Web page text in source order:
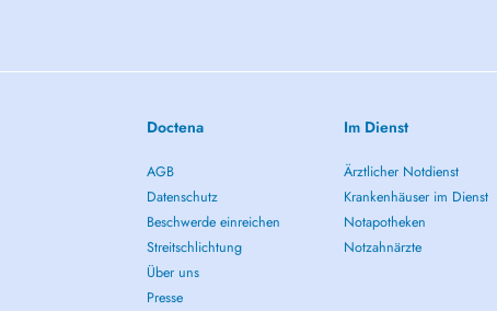
Doctena
AGB
Datenschutz
Beschwerde einreichen
Streitschlichtung
Über uns
Presse
Im Dienst
Ärztlicher Notdienst
Krankenhäuser im Dienst
Notapotheken
Notzahnärzte